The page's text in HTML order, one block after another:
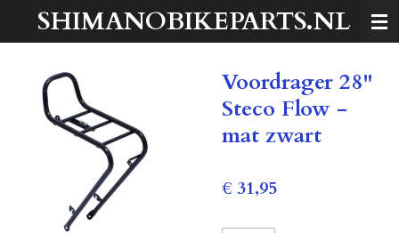
hoofdinhoud
SHIMANOBIKEPARTS.NL
Voordrager 28"
Steco Flow -
mat zwart
€ 31,95